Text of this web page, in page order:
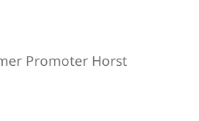
Promoter Horst